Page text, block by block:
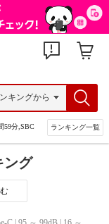
59分,SBC ランキング一覧
ング